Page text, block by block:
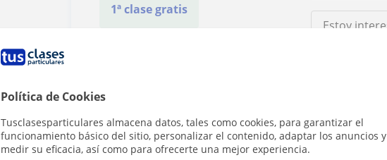
Política de Cookies
Tusclasesparticulares almacena datos, tales como cookies, para garantizar el
funcionamiento básico del sitio, personalizar el contenido, adaptar los anuncios y
medir su eficacia, así como para ofrecerte una mejor experiencia.
1ª clase gratis